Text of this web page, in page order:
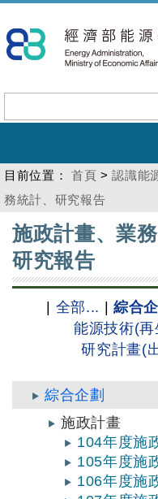
到
主
內
容
目前位置： 首頁 >認識能
務統計、研究報告
:::
施政計畫、業務
研究報告
全部... 綜合
能源技術(再
研究計畫(
綜合企劃
施政計畫
104年度施
105年度施
106年度施